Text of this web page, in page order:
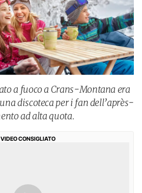
a fuoco a Crans-Montana era
discoteca per i fan dell’après-
ad alta quota.
VIDEO CONSIGLIATO